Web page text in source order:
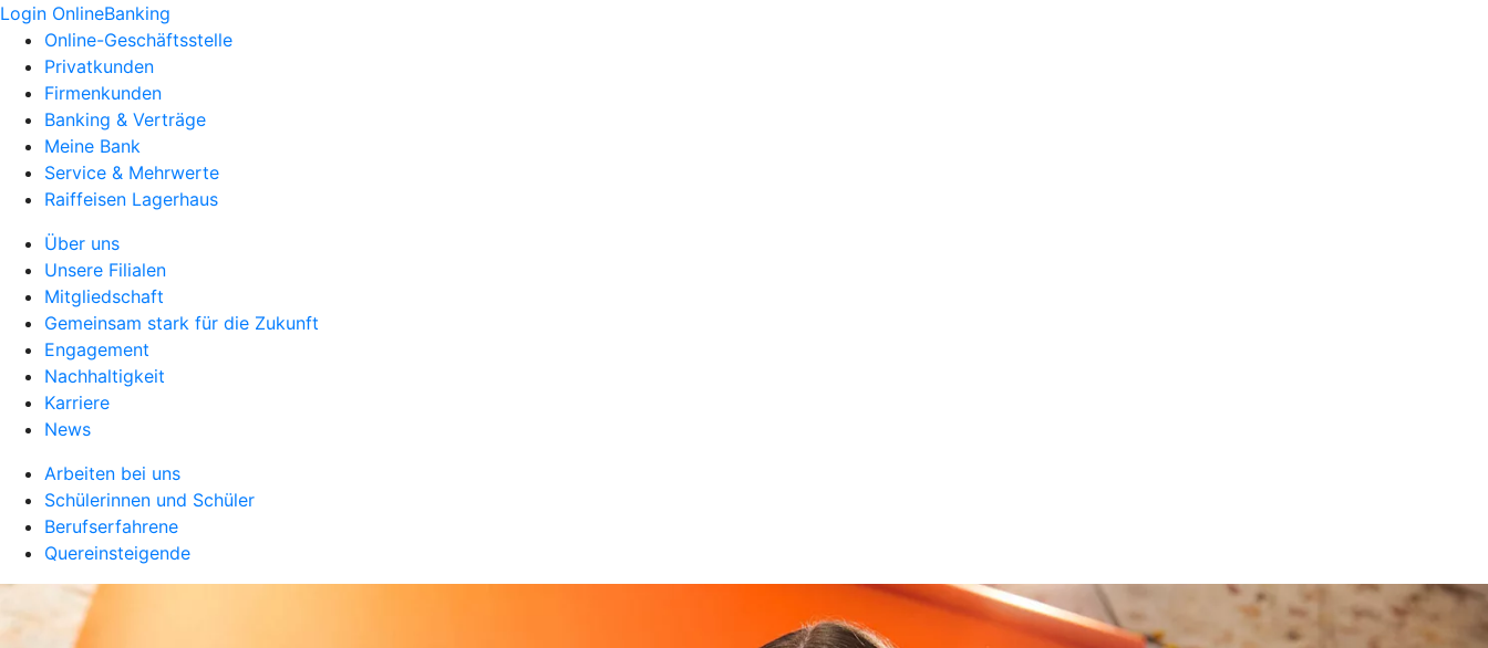
Login OnlineBanking
Online-Geschäftsstelle
Privatkunden
Firmenkunden
Banking & Verträge
Meine Bank
Service & Mehrwerte
Raiffeisen Lagerhaus
Über uns
Unsere Filialen
Mitgliedschaft
Gemeinsam stark für die Zukunft
Engagement
Nachhaltigkeit
Karriere
News
Arbeiten bei uns
Schülerinnen und Schüler
Berufserfahrene
Quereinsteigende